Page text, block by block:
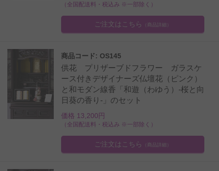
（全国配送料・税込み ※一部除く）
ご注文はこちら （商品詳細）
商品コード: OS145
供花 プリザーブドフラワー ガラスケ
ース付きデザイナーズ仏壇花（ピンク）
と和モダン線香「和遊（わゆう）-桜と向
日葵の香り-」のセット
価格 13,200円
（全国配送料・税込み ※一部除く）
ご注文はこちら （商品詳細）